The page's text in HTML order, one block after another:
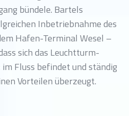
bündele. Bartels
Inbetriebnahme des
Hafen-Terminal Wesel –
sich das Leuchtturm-
Fluss befindet und ständig
Vorteilen überzeugt.